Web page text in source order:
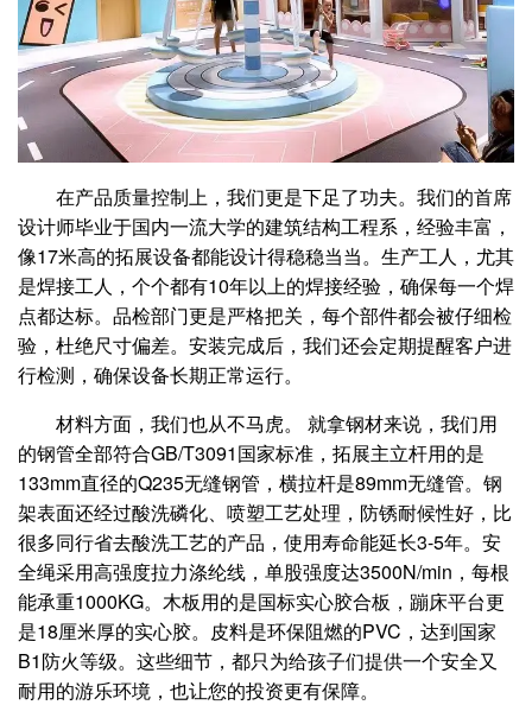
在产品质量控制上，我们更是下足了功夫。我们的首席
设计师毕业于国内一流大学的建筑结构工程系，经验丰富，
像17米高的拓展设备都能设计得稳稳当当。生产工人，尤其
是焊接工人，个个都有10年以上的焊接经验，确保每一个焊
点都达标。品检部门更是严格把关，每个部件都会被仔细检
验，杜绝尺寸偏差。安装完成后，我们还会定期提醒客户进
行检测，确保设备长期正常运行。
材料方面，我们也从不马虎。 就拿钢材来说，我们用
的钢管全部符合GB/T3091国家标准，拓展主立杆用的是
133mm直径的Q235无缝钢管，横拉杆是89mm无缝管。钢
架表面还经过酸洗磷化、喷塑工艺处理，防锈耐候性好，比
很多同行省去酸洗工艺的产品，使用寿命能延长3-5年。安
全绳采用高强度拉力涤纶线，单股强度达3500N/min，每根
能承重1000KG。木板用的是国标实心胶合板，蹦床平台更
是18厘米厚的实心胶。皮料是环保阻燃的PVC，达到国家
B1防火等级。这些细节，都只为给孩子们提供一个安全又
耐用的游乐环境，也让您的投资更有保障。